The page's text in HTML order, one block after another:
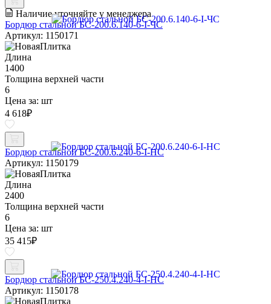
Наличие уточняйте у менеджера
Бордюр стальной БС-200.6.140-6-I-ЧС
Артикул: 1150171
Длина
1400
Толщина верхней части
6
Цена за: шт
4 618₽
Бордюр стальной БС-200.6.240-6-I-НС
Артикул: 1150179
Длина
2400
Толщина верхней части
6
Цена за: шт
35 415₽
Бордюр стальной БС-250.4.240-4-I-НС
Артикул: 1150178